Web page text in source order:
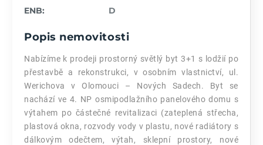
ENB: D
Popis nemovitosti
Nabízíme k prodeji prostorný světlý byt 3+1 s lodžií po
přestavbě a rekonstrukci, v osobním vlastnictví, ul.
Werichova v Olomouci – Nových Sadech. Byt se
nachází ve 4. NP osmipodlažního panelového domu s
výtahem po částečné revitalizaci (zateplená střecha,
plastová okna, rozvody vody v plastu, nové radiátory s
dálkovým odečtem, výtah, sklepní prostory, nové